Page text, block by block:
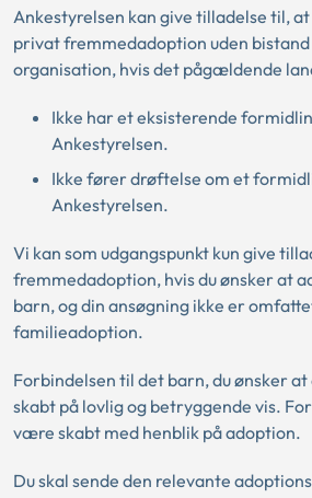
Ankestyrelsen kan give tilladelse til,
privat fremmedadoption uden
organisation, hvis det pågældende
Ikke har et eksisterende
Ankestyrelsen.
Ikke fører drøftelse om et
Ankestyrelsen.
Vi kan som udgangspunkt kun give
fremmedadoption, hvis du ønsker at
barn, og din ansøgning ikke er
familieadoption.
Forbindelsen til det barn, du ønsker
skabt på lovlig og betryggende vis.
være skabt med henblik på adoption.
Du skal sende den relevante